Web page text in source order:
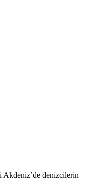
Akdeniz’de denizcilerin